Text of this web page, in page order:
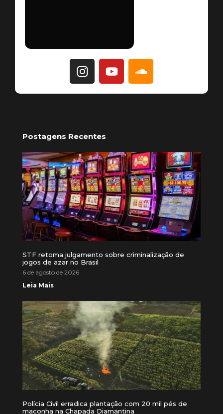
Postagens Recentes
STF retoma julgamento sobre criminalização de
jogos de azar no Brasil
6 de agosto de 2026
Leia Mais
Polícia Civil erradica plantação com 20 mil pés de
maconha na Chapada Diamantina